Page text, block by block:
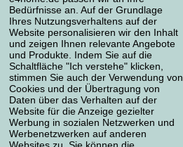
Bedürfnisse an. Auf der Grundlage
Ihres Nutzungsverhaltens auf der
Website personalisieren wir den Inhalt
und zeigen Ihnen relevante Angebote
und Produkte. Indem Sie auf die
Schaltfläche "Ich verstehe" klicken,
stimmen Sie auch der Verwendung von
Cookies und der Übertragung von
Daten über das Verhalten auf der
Website für die Anzeige gezielter
Werbung in sozialen Netzwerken und
Werbenetzwerken auf anderen
Zahlungsmethoden
Zuverlässiger Shop